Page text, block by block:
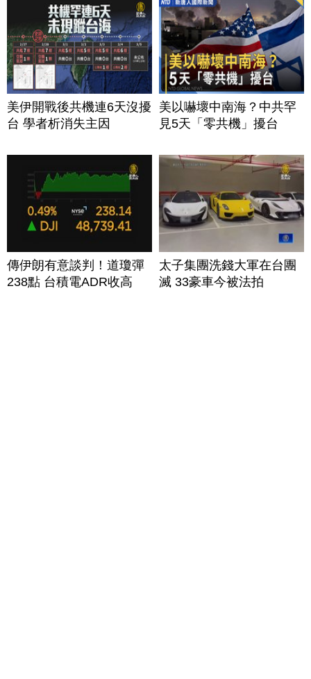
美伊開戰後共機連6天沒擾
台 學者析消失主因
美以嚇壞中南海？中共罕
見5天「零共機」擾台
傳伊朗有意談判！道瓊彈
238點 台積電ADR收高
太子集團洗錢大軍在台團
滅 33豪車今被法拍